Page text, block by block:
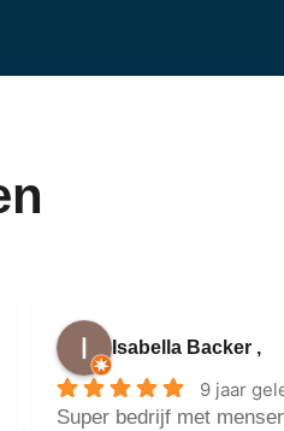
Isabella Backer ,
9 jaar
Super bedrijf met